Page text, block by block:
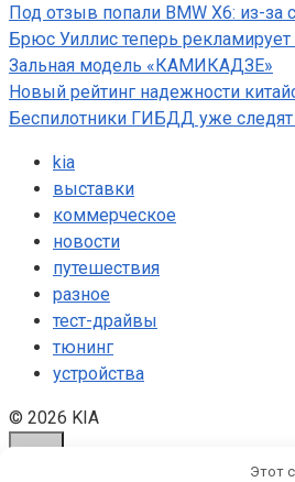
Под отзыв попали BMW X6: из-за
Брюс Уиллис теперь
Зальная модель «КАМИКАДЗЕ»
Новый рейтинг надежности
Беспилотники ГИБДД уже следят
kia
выставки
коммерческое
новости
путешествия
разное
тест-драйвы
тюнинг
устройства
© 2026 KIA
Этот